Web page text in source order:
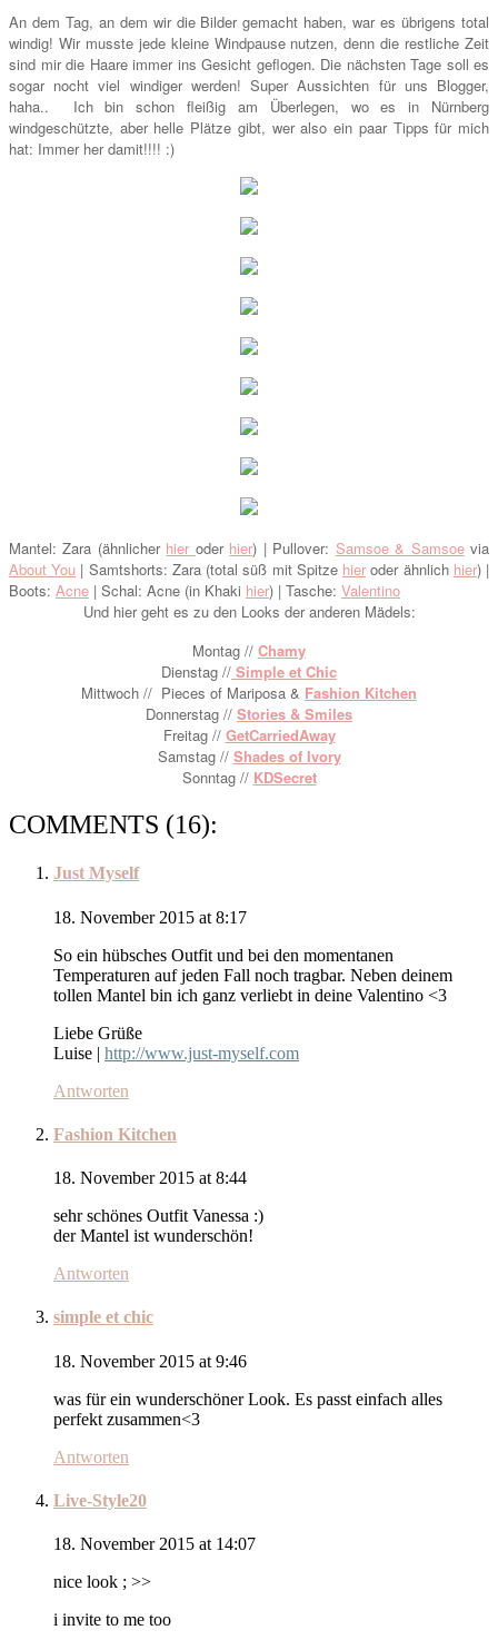
An dem Tag, an dem wir die Bilder gemacht haben, war es übrigens total
windig! Wir musste jede kleine Windpause nutzen, denn die restliche Zeit
sind mir die Haare immer ins Gesicht geflogen. Die nächsten Tage soll es
sogar nocht viel windiger werden! Super Aussichten für uns Blogger,
haha.. Ich bin schon fleißig am Überlegen, wo es in Nürnberg
windgeschützte, aber helle Plätze gibt, wer also ein paar Tipps für mich
hat: Immer her damit!!!! :)
Mantel: Zara (ähnlicher hier oder hier) | Pullover: Samsoe & Samsoevia
About You | Samtshorts: Zara (total süß mit Spitze hier oder ähnlich hier) |
Boots: Acne | Schal: Acne (in Khaki hier) | Tasche: Valentino
Und hier geht es zu den Looks der anderen Mädels:
Montag // Chamy
Dienstag // Simple et Chic
Mittwoch // Pieces of Mariposa & Fashion Kitchen
Donnerstag // Stories & Smiles
Freitag // GetCarriedAway
Samstag // Shades of Ivory
Sonntag // KDSecret
COMMENTS (16):
Just Myself
18. November 2015 at 8:17
So ein hübsches Outfit und bei den momentanen
Temperaturen auf jeden Fall noch tragbar. Neben deinem
tollen Mantel bin ich ganz verliebt in deine Valentino <3
Liebe Grüße
Luise | http://www.just-myself.com
Antworten
Fashion Kitchen
18. November 2015 at 8:44
sehr schönes Outfit Vanessa :)
der Mantel ist wunderschön!
Antworten
simple et chic
18. November 2015 at 9:46
was für ein wunderschöner Look. Es passt einfach alles
perfekt zusammen<3
Antworten
Live-Style20
18. November 2015 at 14:07
nice look ; >>
i invite to me too